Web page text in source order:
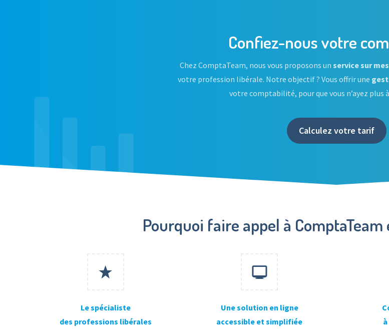
Confiez-nous votre
Chez ComptaTeam, nous vous proposons un service sur
votre profession libérale. Notre objectif ? Vous offrir une
votre comptabilité, pour que vous n’ayez plus
Calculez votre tarif
Pourquoi faire appel à
Le spécialiste
des professions libérales
Une solution en ligne
accessible et simplifiée